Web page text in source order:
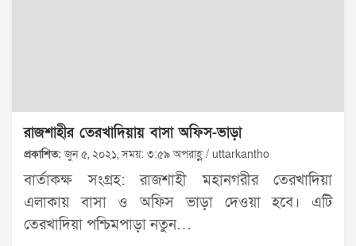
রাজশাহীর তেরখাদিয়ায় বাসা অফিস-ভাড়া
প্রকাশিত:জুন ৫, ২০২১, সময়: ৩:৫৯ অপরাহ্ণ / uttarkantho
বার্তাকক্ষ সংগ্রহ: রাজশাহী মহানগরীর তেরখাদিয়া
এলাকায় বাসা ও অফিস ভাড়া দেওয়া হবে। এটি
তেরখাদিয়া পশ্চিমপাড়া নতুন…